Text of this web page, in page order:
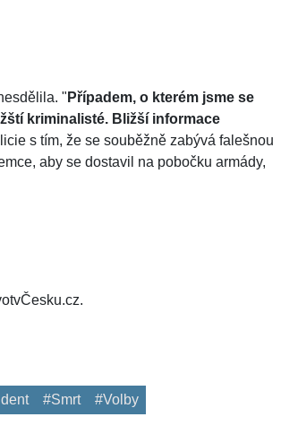
" Případem, o kterém jsme se
kriminalisté. Bližší informace
s tím, že se souběžně zabývá falešnou
aby se dostavil na pobočku armády,
#Smrt #Volby